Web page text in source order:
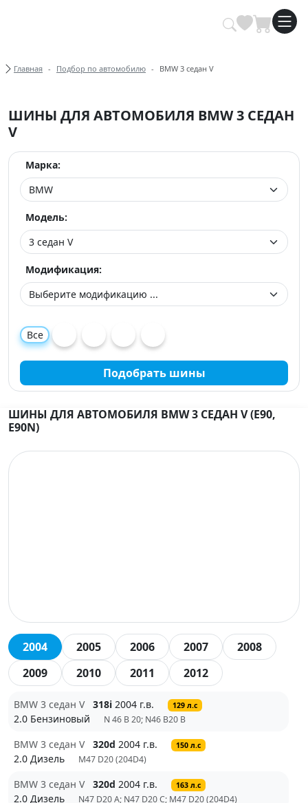
Купить автомобильные шины
Хлебные крошки
Главная Подбор по автомобилю BMW 3 седан V
ШИНЫ ДЛЯ АВТОМОБИЛЯ BMW 3 СЕДАН
V
Марка:
Модель:
Модификация:
Все
Подобрать шины
ШИНЫ ДЛЯ АВТОМОБИЛЯ BMW 3 СЕДАН V (E90,
E90N)
2004 2005 2006 2007
2008
2009
2010 2011 2012
BMW 3 седан V 318i 2004 г.в. 129 л.с
2.0 Бензиновый N 46 B 20; N46 B20 B
BMW 3 седан V 320d 2004 г.в. 150 л.с
2.0 Дизель M47 D20 (204D4)
BMW 3 седан V 320d 2004 г.в. 163 л.с
2.0 Дизель N47 D20 A; N47 D20 C; M47 D20 (204D4)